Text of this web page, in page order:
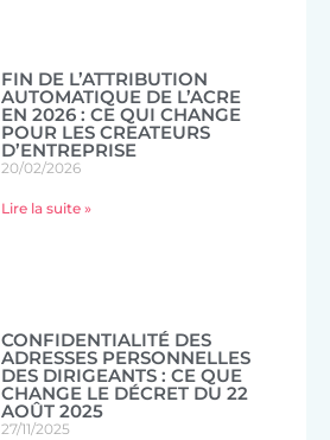
FIN DE L’ATTRIBUTION
AUTOMATIQUE DE L’ACRE
EN 2026 : CE QUI CHANGE
POUR LES CREATEURS
D’ENTREPRISE
20/02/2026
Lire la suite »
CONFIDENTIALITÉ DES
ADRESSES PERSONNELLES
DES DIRIGEANTS : CE QUE
CHANGE LE DÉCRET DU 22
AOÛT 2025
27/11/2025